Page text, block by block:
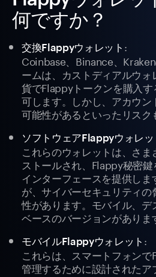
何ですか？
交換Flappyウォレット :
Coinbase、Binance、
ームは、カストディアルウ
貨でFlappyトークンを購入
可します。しかし、アカウン
可能性があるといったリスク
ソフトウェアFlappyウォレッ
これらのウォレットは、さ
ストールされ、Flappy秘密
インターフェースを提供し
が、サイバーセキュリティ
性があります。モバイル、
ベースのバージョンがありま
モバイルFlappyウォレット :
これらは、スマートフォン
管理するために設計されたア